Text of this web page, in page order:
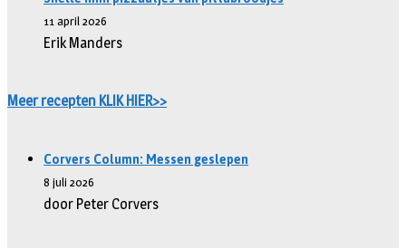
11 april 2026
Erik Manders
Meer recepten KLIK HIER>>
Corvers Column: Messen geslepen
8 juli 2026
door Peter Corvers